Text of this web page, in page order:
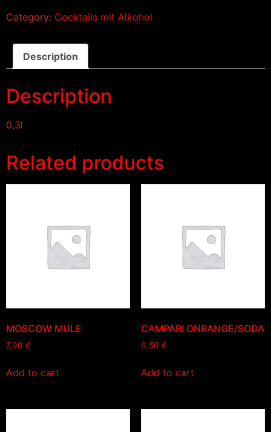
Category: Cocktails mit Alkohol
Description
Description
0,3l
Related products
MOSCOW MULE
7,90 €
Add to cart
CAMPARI ONRANGE/SODA
6,50 €
Add to cart